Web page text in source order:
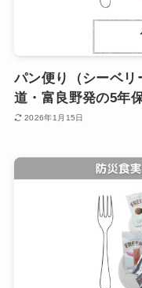
パン便り（シーベリ
道・富良野発の5年
2026年1月15日